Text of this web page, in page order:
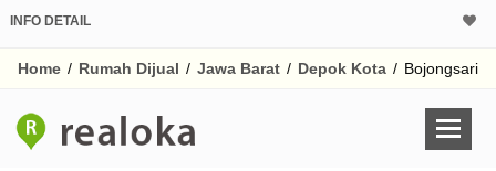
INFO DETAIL
Home / Rumah Dijual / Jawa Barat / Depok Kota / Bojongsari
Harga Rp